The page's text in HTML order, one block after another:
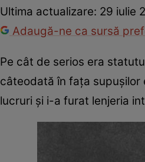
Ultima actualizare: 29 iulie
Adaugă-ne ca sursă
Pe cât de serios era
câteodată în fața supușilor
lucruri și i-a furat lenjeria